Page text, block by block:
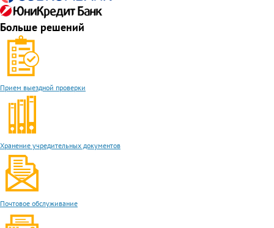
Больше решений
Прием выездной проверки
Хранение учредительных документов
Почтовое обслуживание